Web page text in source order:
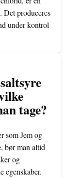
produceres
under kontrol
tage?
som Jem og
bør man altid
og
egenskaber.